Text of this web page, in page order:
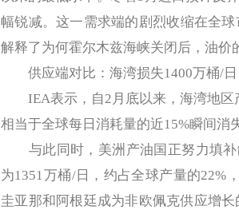
幅锐减。这一需求端的剧烈收缩在全
解释了为何霍尔木兹海峡关闭后，油价
供应端对比：海湾损失1400万桶/日
IEA表示，自2月底以来，海湾地区
相当于全球每日消耗量的近15%瞬间消
与此同时，美洲产油国正努力填补
为1351万桶/日，约占全球产量的22%
圭亚那和阿根廷成为非欧佩克供应增